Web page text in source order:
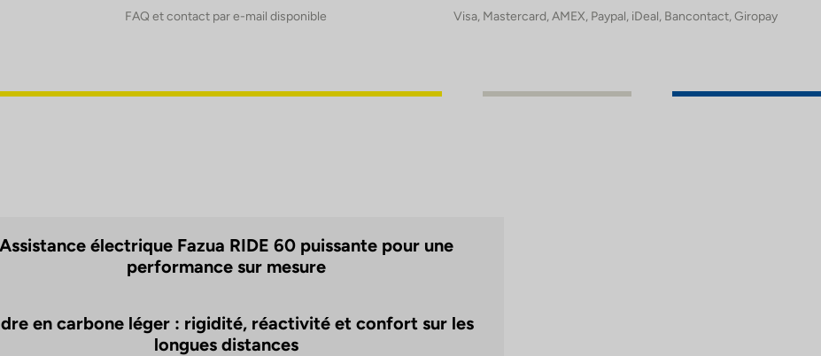
FAQ et contact par e-mail disponible Visa, Mastercard, AMEX, Paypal, iDeal, Bancontact, Giropay
Assistance électrique Fazua RIDE 60 puissante pour une
performance sur mesure
en carbone léger : rigidité, réactivité et confort sur les
longues distances